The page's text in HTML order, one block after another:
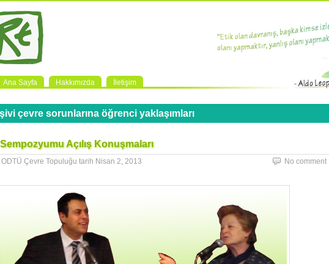
Ana Sayfa Hakkımızda İletişim
çevre sorunlarına öğrenci yaklaşımları
Açılış Konuşmaları
Çevre Topuluğu tarih Nisan 2, 2013 No comment